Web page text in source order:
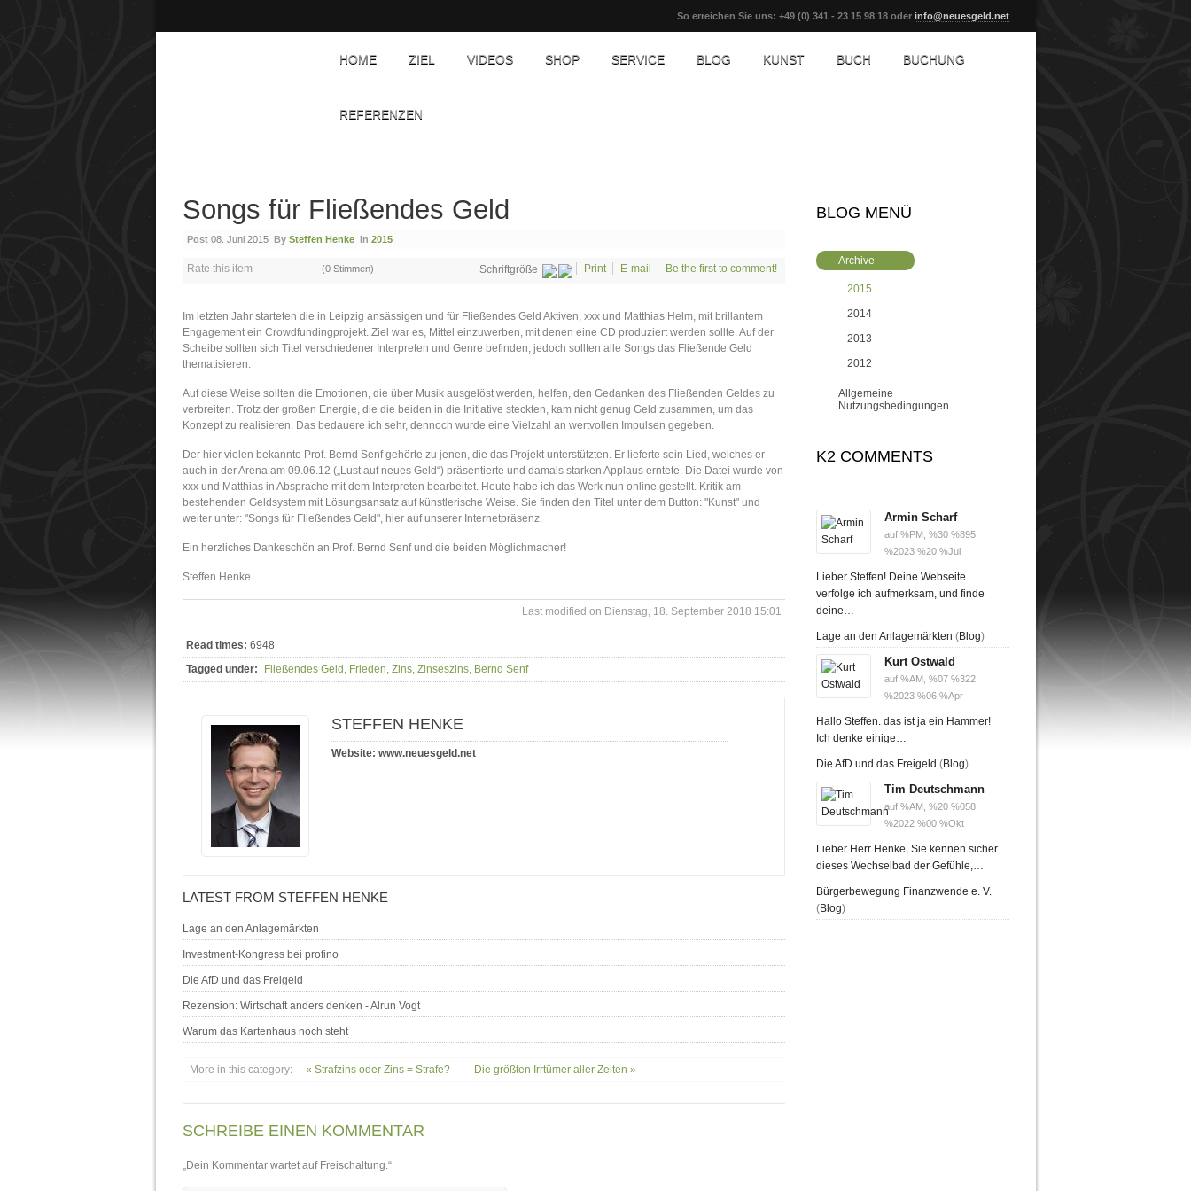
So erreichen Sie uns: +49 (0) 341 - 23 15 98 18 oder info@neuesgeld.net
HOME ZIEL VIDEOS SHOP SERVICE BLOG KUNST BUCH BUCHUNG
REFERENZEN
Songs für Fließendes Geld
Post 08. Juni 2015 By Steffen Henke In 2015
Rate this item (0 Stimmen) Schriftgröße Print E-mail Be the first to comment!
Im letzten Jahr starteten die in Leipzig ansässigen und für Fließendes Geld Aktiven, xxx und Matthias Helm, mit brillantem
Engagement ein Crowdfundingprojekt. Ziel war es, Mittel einzuwerben, mit denen eine CD produziert werden sollte. Auf der
Scheibe sollten sich Titel verschiedener Interpreten und Genre befinden, jedoch sollten alle Songs das Fließende Geld
thematisieren.
Auf diese Weise sollten die Emotionen, die über Musik ausgelöst werden, helfen, den Gedanken des Fließenden Geldes zu
verbreiten. Trotz der großen Energie, die die beiden in die Initiative steckten, kam nicht genug Geld zusammen, um das
Konzept zu realisieren. Das bedauere ich sehr, dennoch wurde eine Vielzahl an wertvollen Impulsen gegeben.
Der hier vielen bekannte Prof. Bernd Senf gehörte zu jenen, die das Projekt unterstützten. Er lieferte sein Lied, welches er
auch in der Arena am 09.06.12 („Lust auf neues Geld“) präsentierte und damals starken Applaus erntete. Die Datei wurde von
xxx und Matthias in Absprache mit dem Interpreten bearbeitet. Heute habe ich das Werk nun online gestellt. Kritik am
bestehenden Geldsystem mit Lösungsansatz auf künstlerische Weise. Sie finden den Titel unter dem Button: "Kunst" und
weiter unter: "Songs für Fließendes Geld", hier auf unserer Internetpräsenz.
Ein herzliches Dankeschön an Prof. Bernd Senf und die beiden Möglichmacher!
Steffen Henke
Last modified on Dienstag, 18. September 2018 15:01
Read times: 6948
Tagged under:
Fließendes Geld, Frieden, Zins, Zinseszins, Bernd Senf
STEFFEN HENKE
Website: www.neuesgeld.net
LATEST FROM STEFFEN HENKE
Lage an den Anlagemärkten
Investment-Kongress bei profino
Die AfD und das Freigeld
Rezension: Wirtschaft anders denken - Alrun Vogt
Warum das Kartenhaus noch steht
More in this category: « Strafzins oder Zins = Strafe? Die größten Irrtümer aller Zeiten »
SCHREIBE EINEN KOMMENTAR
„Dein Kommentar wartet auf Freischaltung.“
BLOG MENÜ
Archive
2015
2014
2013
2012
Allgemeine
Nutzungsbedingungen
K2 COMMENTS
Armin Scharf
auf %PM, %30 %895
%2023 %20:%Jul
Lieber Steffen! Deine Webseite
verfolge ich aufmerksam, und finde
deine…
Lage an den Anlagemärkten (Blog)
Kurt Ostwald
auf %AM, %07 %322
%2023 %06:%Apr
Hallo Steffen. das ist ja ein Hammer!
Ich denke einige…
Die AfD und das Freigeld (Blog)
Tim Deutschmann
auf %AM, %20 %058
%2022 %00:%Okt
Lieber Herr Henke, Sie kennen sicher
dieses Wechselbad der Gefühle,…
Bürgerbewegung Finanzwende e. V.
(Blog)